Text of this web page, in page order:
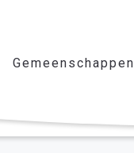
Gemeenschappen